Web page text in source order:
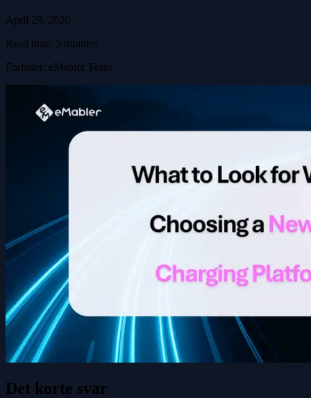
April 29, 2026
Read time: 5 minutes
Forfatter: eMabler Team
Det korte svar